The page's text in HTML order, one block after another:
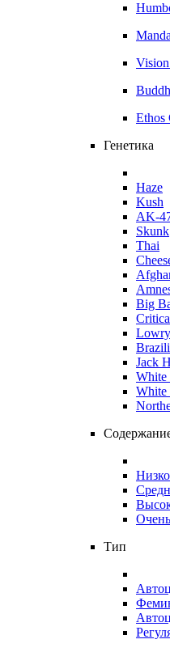
Vision
Ethos
Генетика
Haze
Kush
AK-
Skunk
Thai
Big
Jack
White
White
Тип